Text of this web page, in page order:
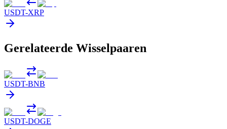
USDT-XRP
Gerelateerde Wisselpaaren
USDT-BNB
USDT-DOGE